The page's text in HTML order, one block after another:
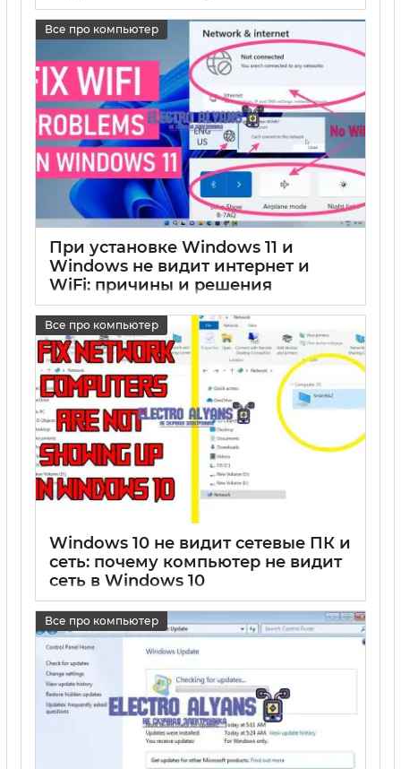
Все про компьютер
При установке Windows 11 и
Windows не видит интернет и
WiFi: причины и решения
Все про компьютер
Windows 10 не видит сетевые ПК и
сеть: почему компьютер не видит
сеть в Windows 10
Все про компьютер